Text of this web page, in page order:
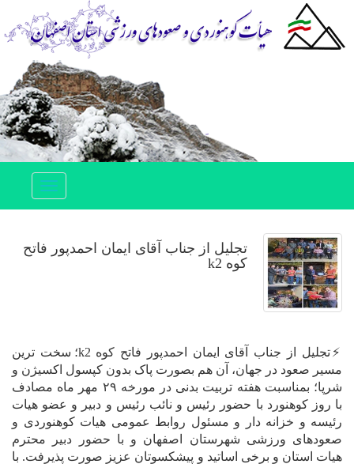
Toggle
تجلیل از جناب آقای ایمان احمدپور فاتح
کوه k2
⚡️تجلیل از جناب آقای ایمان احمدپور فاتح کوه k2؛ سخت ترین
مسیر صعود در جهان، آن هم بصورت پاک بدون کپسول اکسیژن و
شرپا؛ بمناسبت هفته تربیت بدنی در مورخه ۲۹ مهر ماه مصادف
با روز کوهنورد با حضور رئیس و نائب رئیس و دبیر و عضو هیات
رئیسه و خزانه دار و مسئول روابط عمومی هیات کوهنوردی و
صعودهای ورزشی شهرستان اصفهان و با حضور دبیر محترم
هیات استان و برخی اساتید و پیشکسوتان عزیز صورت پذیرفت. با